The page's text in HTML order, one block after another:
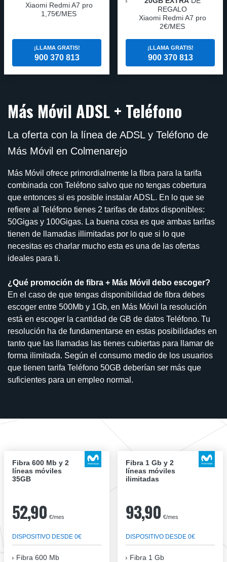
Xiaomi Redmi A7 pro
1,75€/MES
¡LLAMA GRATIS!
900 370 813
REGALO
Xiaomi Redmi A7 pro
2€/MES
¡LLAMA GRATIS!
900 370 813
Más Móvil ADSL + Teléfono
La oferta con la línea de ADSL y Teléfono de
Más Móvil en Colmenarejo
Más Móvil ofrece primordialmente la fibra para la tarifa
combinada con Teléfono salvo que no tengas cobertura
que entonces si es posible instalar ADSL. En lo que se
refiere al Teléfono tienes 2 tarifas de datos disponibles:
50Gigas y 100Gigas. La buena cosa es que ambas tarifas
tienen de llamadas illimitadas por lo que si lo que
necesitas es charlar mucho esta es una de las ofertas
ideales para ti.
¿Qué promoción de fibra + Más Móvil debo escoger?
En el caso de que tengas disponibilidad de fibra debes
escoger entre 500Mb y 1Gb, en Más Móvil la resolución
está en escoger la cantidad de GB de datos Teléfono. Tu
resolución ha de fundamentarse en estas posibilidades en
tanto que las llamadas las tienes cubiertas para llamar de
forma ilimitada. Según el consumo medio de los usuarios
que tienen tarifa Teléfono 50GB deberían ser más que
suficientes para un empleo normal.
Fibra 600 Mb y 2
líneas móviles
35GB
52,90 €/mes
DISPOSITIVO DESDE 0€
Fibra 600 Mb
Fibra 1 Gb y 2
líneas móviles
ilimitadas
93,90 €/mes
DISPOSITIVO DESDE 0€
Fibra 1 Gb